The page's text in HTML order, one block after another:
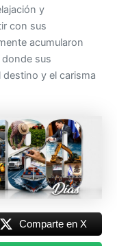
y
con sus
acumularon
sus
y el carisma
Comparte en X